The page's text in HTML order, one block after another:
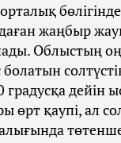
жаңбыр
Облыстың
градусқа дейін
өрт қаупі, ал
төтенше